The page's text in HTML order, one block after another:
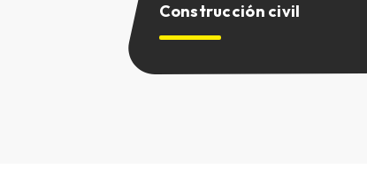
Construcción civil